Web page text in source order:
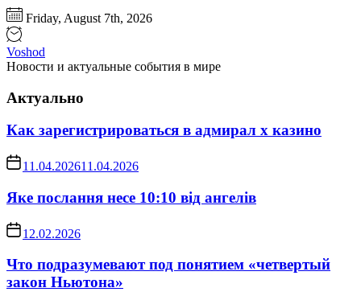
Перейти
к
содержимому
Friday, August 7th, 2026
Voshod
Новости и актуальные события в мире
Актуально
Как зарегистрироваться в адмирал х казино
11.04.202611.04.2026
Яке послання несе 10:10 від ангелів
12.02.2026
Что подразумевают под понятием «четвертый
закон Ньютона»